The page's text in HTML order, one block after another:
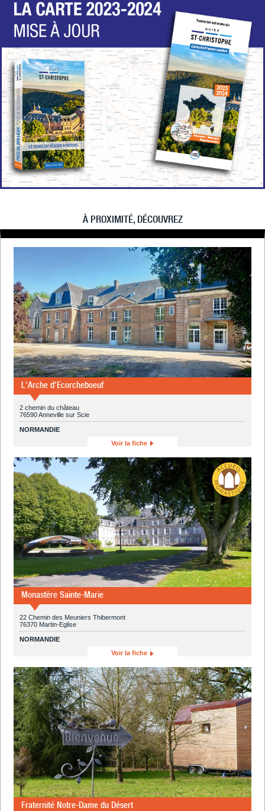
À PROXIMITÉ, DÉCOUVREZ
L'Arche d'Ecorcheboeuf
2 chemin du château
76590 Anneville sur Scie
NORMANDIE
Voir la fiche
Monastère Sainte-Marie
22 Chemin des Meuniers Thibermont
76370 Martin-Eglise
NORMANDIE
Voir la fiche
Fraternité Notre-Dame du Désert